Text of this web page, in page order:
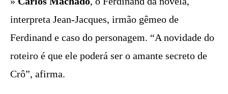
interpreta Jean-Jacques, irmão gêmeo de
Ferdinand e caso do personagem. “A novidade do
roteiro é que ele poderá ser o amante secreto de
Crô”, afirma.